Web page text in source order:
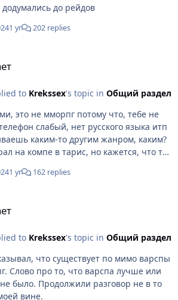
У вас походу не, заноза в глазу,
если не можете присмотреться и кое-
додумались до рейдов
1 yr 202 replies
to Krekssex's topic in Общий раздел
это не мморпг потому что, тебе не
слабый, нет русского языка итп
каким-то другим жанром, каким?
на компе в тарис, но кажется, что ты
тебе ничего не нужно скачать,
1 yr 162 replies
to Krekssex's topic in Общий раздел
что существует по мимо варспы
Слово про то, что варспа лучше или
было. Продолжили разговор не в то
вине.